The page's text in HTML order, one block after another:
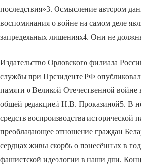
последствия»3. Осмысление автором
воспоминания о войне на самом деле
запредельных лишениях4. Они не
Издательство Орловского филиала
службы при Президенте РФ
памяти о Великой Отечественной
общей редакцией Н.В. Проказиной5. В
средств воспроизводства
преобладающее отношение граждан
сердцах живы скорбь о понесённых в
фашистской идеологии в наши дни.